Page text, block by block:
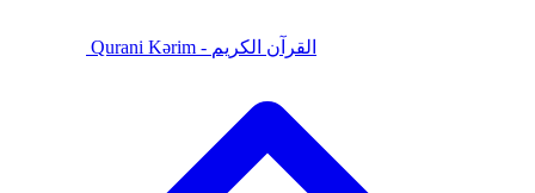
Qurani Kərim - القرآن الكريم